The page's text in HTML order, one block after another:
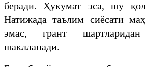
беради. Ҳукумат эса, шу
Натижада таълим сиёсати
эмас, грант
шаклланади.